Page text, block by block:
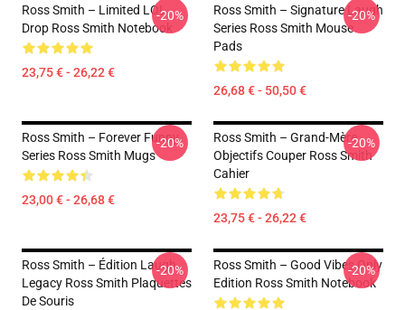
Ross Smith – Limited LOL
Drop Ross Smith Notebook
23,75 € - 26,22 €
-20%
Ross Smith – Signature Laugh
Series Ross Smith Mouse
Pads
26,68 € - 50,50 €
-20%
Ross Smith – Forever Funny
Series Ross Smith Mugs
23,00 € - 26,68 €
-20%
Ross Smith – Grand-Mère
Objectifs Couper Ross Smith
Cahier
23,75 € - 26,22 €
-20%
Ross Smith – Édition Laugh
Legacy Ross Smith Plaquettes
De Souris
-20%
Ross Smith – Good Vibes Only
Edition Ross Smith Notebook
-20%